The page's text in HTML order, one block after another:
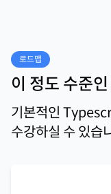
로드맵
이 정도 수준
기본적인
수강하실 수 있습